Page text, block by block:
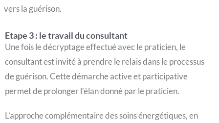
vers la guérison.
Etape 3 : le travail du consultant
Une fois le décryptage effectué avec le praticien, le
consultant est invité à prendre le relais dans le processus
de guérison. Cette démarche active et participative
permet de prolonger l’élan donné par le praticien.
L’approche complémentaire des soins énergétiques, en